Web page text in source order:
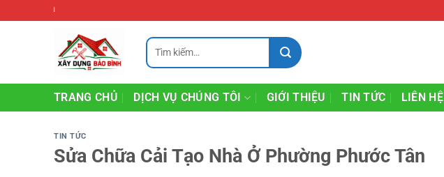
đến
Tìm
kiếm:
TRANG CHỦ DỊCH VỤ CHÚNG TÔI GIỚI THIỆU TIN TỨC LIÊN HỆ
TIN TỨC
Sửa Chữa Cải Tạo Nhà Ở Phường Phước Tân